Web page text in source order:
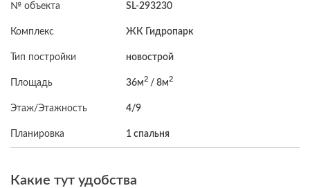
№ объекта SL-293230
Комплекс ЖК Гидропарк
Тип постройки новострой
Площадь 36м2 / 8м2
Этаж/Этажность 4/9
Планировка 1 спальня
Какие тут удобства